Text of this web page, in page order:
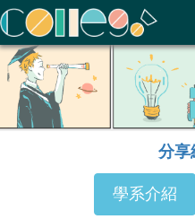
ColleGo! 大學選才與高中育才輔
分享
學系介紹